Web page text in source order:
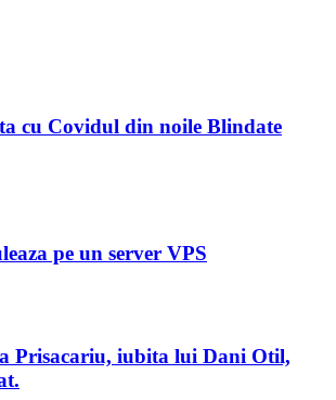
cu Covidul din noile Blindate
pe un server VPS
Prisacariu, iubita lui Dani Otil,